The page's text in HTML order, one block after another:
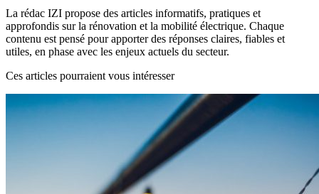
La rédac IZI propose des articles informatifs, pratiques et
approfondis sur la rénovation et la mobilité électrique. Chaque
contenu est pensé pour apporter des réponses claires, fiables et
utiles, en phase avec les enjeux actuels du secteur.
Ces articles pourraient vous intéresser